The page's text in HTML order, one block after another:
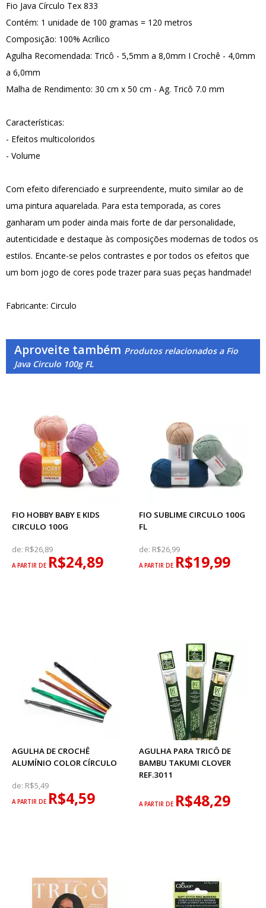
Fio Java Círculo Tex 833
Contém: 1 unidade de 100 gramas = 120 metros
Composição: 100% Acrílico
Agulha Recomendada: Tricô - 5,5mm a 8,0mm I Crochê - 4,0mm
a 6,0mm
Malha de Rendimento: 30 cm x 50 cm - Ag. Tricô 7.0 mm
Características:
- Efeitos multicoloridos
- Volume
Com efeito diferenciado e surpreendente, muito similar ao de
uma pintura aquarelada. Para esta temporada, as cores
ganharam um poder ainda mais forte de dar personalidade,
autenticidade e destaque às composições modernas de todos os
estilos. Encante-se pelos contrastes e por todos os efeitos que
um bom jogo de cores pode trazer para suas peças handmade!
Fabricante: Circulo
Aproveite também Produtos relacionados a Fio
Java Circulo 100g FL
FIO HOBBY BABY E KIDS
CIRCULO 100G
de: R$26,89
A PARTIR DE R$24,89
FIO SUBLIME CIRCULO 100G
FL
de: R$26,99
A PARTIR DE R$19,99
AGULHA DE CROCHÊ
ALUMÍNIO COLOR CÍRCULO
de: R$5,49
A PARTIR DE R$4,59
AGULHA PARA TRICÔ DE
BAMBU TAKUMI CLOVER
REF.3011
A PARTIR DE R$48,29